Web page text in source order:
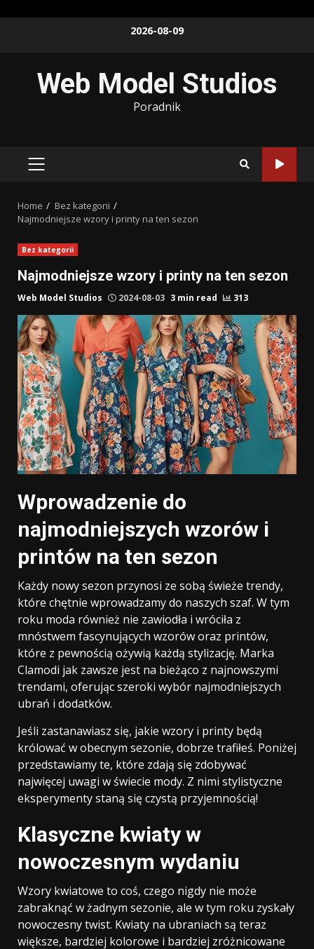
2026-08-09
Web Model Studios
Poradnik
PRIMARY
Home
Bez kategorii
Najmodniejsze wzory i printy na ten sezon
Bez kategorii
Najmodniejsze wzory i printy na ten sezon
Web Model Studios 2024-08-03 3 min read 313
Wprowadzenie do
najmodniejszych wzorów i
printów na ten sezon
Każdy nowy sezon przynosi ze sobą świeże trendy,
które chętnie wprowadzamy do naszych szaf. W tym
roku moda również nie zawiodła i wróciła z
mnóstwem fascynujących wzorów oraz printów,
które z pewnością ożywią każdą stylizację. Marka
Clamodi jak zawsze jest na bieżąco z najnowszymi
trendami, oferując szeroki wybór najmodniejszych
ubrań i dodatków.
Jeśli zastanawiasz się, jakie wzory i printy będą
królować w obecnym sezonie, dobrze trafiłeś. Poniżej
przedstawiamy te, które zdają się zdobywać
najwięcej uwagi w świecie mody. Z nimi stylistyczne
eksperymenty staną się czystą przyjemnością!
Klasyczne kwiaty w
nowoczesnym wydaniu
Wzory kwiatowe to coś, czego nigdy nie może
zabraknąć w żadnym sezonie, ale w tym roku zyskały
nowoczesny twist. Kwiaty na ubraniach są teraz
większe, bardziej kolorowe i bardziej zróżnicowane